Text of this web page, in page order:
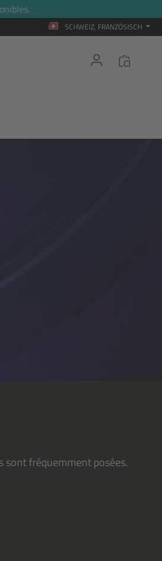
SCHWEIZ, FRANZÖSISCH
sont fréquemment posées.